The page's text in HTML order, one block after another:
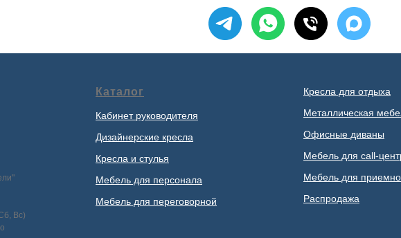
Вс)
Каталог
Кабинет руководителя
Дизайнерские кресла
Кресла и стулья
Мебель для персонала
Мебель для переговорной
Кресла для отдыха
Металлическая
Офисные диваны
Мебель для call-
Мебель для
Распродажа